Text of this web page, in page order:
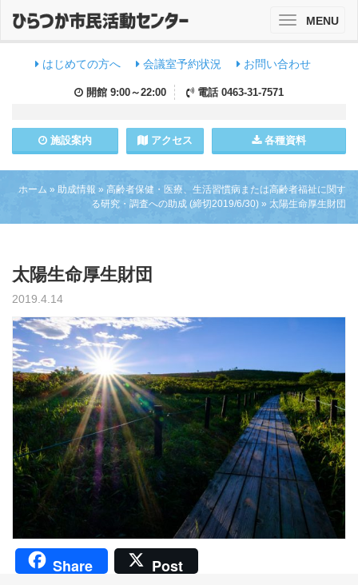
はじめての方へ 会議室予約状況 お問い合わせ
開館 9:00～22:00 電話 0463-31-7571
施設案内 アクセス 各種資料
ToggleMENU
ホーム » 助成情報 » 高齢者保健・医療、生活習慣病または高齢者福祉に関す
る研究・調査への助成 (締切2019/6/30) » 太陽生命厚生財団
太陽生命厚生財団
2019.4.14
Share Post